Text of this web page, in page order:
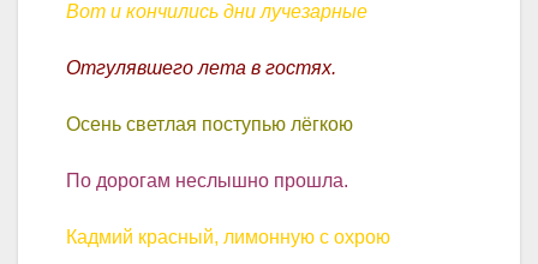
Вот и кончились дни лучезарные
Отгулявшего лета в гостях.
Осень светлая поступью лёгкою
По дорогам неслышно прошла.
Кадмий красный, лимонную с охрою